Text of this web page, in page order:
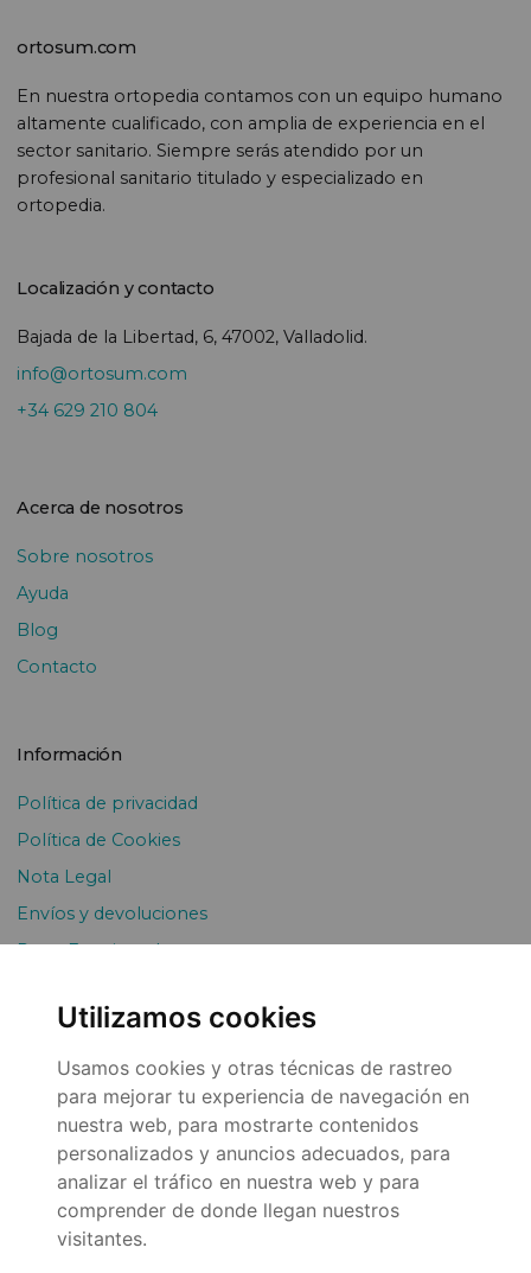
Utilizamos cookies
Usamos cookies y otras técnicas de rastreo
para mejorar tu experiencia de navegación en
nuestra web, para mostrarte contenidos
personalizados y anuncios adecuados, para
analizar el tráfico en nuestra web y para
comprender de donde llegan nuestros
visitantes.
ortosum.com
En nuestra ortopedia contamos con un equipo humano
altamente cualificado, con amplia de experiencia en el
sector sanitario. Siempre serás atendido por un
profesional sanitario titulado y especializado en
ortopedia.
Localización y contacto
Bajada de la Libertad, 6, 47002, Valladolid.
info@ortosum.com
+34 629 210 804
Acerca de nosotros
Sobre nosotros
Ayuda
Blog
Contacto
Información
Política de privacidad
Política de Cookies
Nota Legal
Envíos y devoluciones
Pago Fraccionado
© 2026